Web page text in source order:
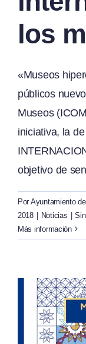
los
«Museos
públicos
Museos
iniciativa, la
objetivo de
Por Ayuntamiento
2018
Noticias
Más información